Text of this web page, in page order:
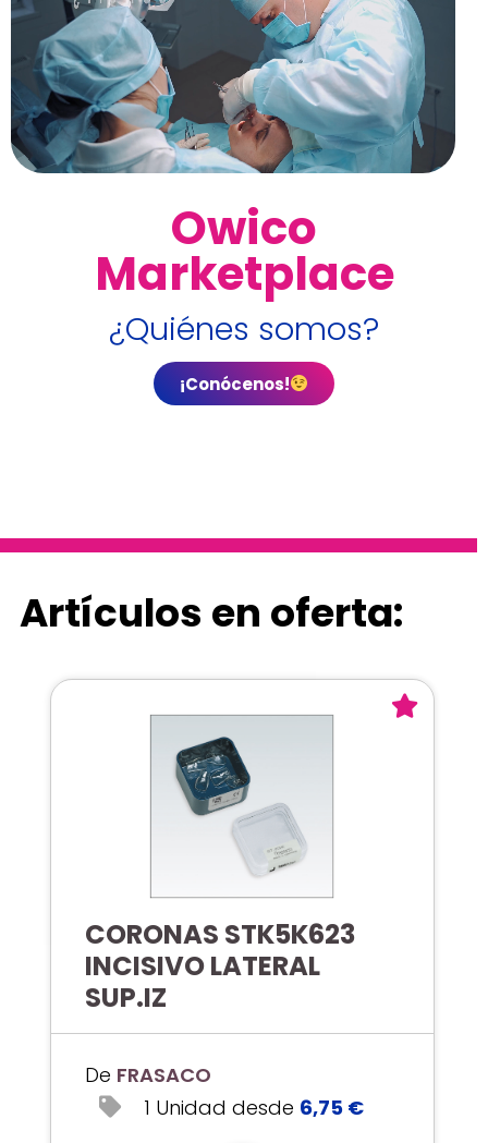
Owico
Marketplace
¿Quiénes somos?
¡Conócenos!
Artículos en oferta:
CORONAS STK5K623
INCISIVO LATERAL
SUP.IZ
De FRASACO
1 Unidad desde 6,75 €